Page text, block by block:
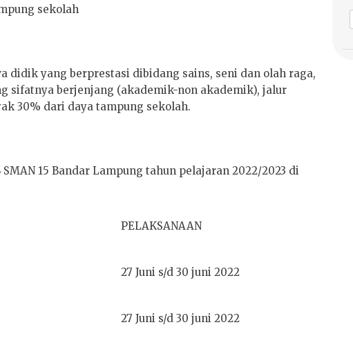
sekolah
didik yang berprestasi dibidang sains, seni dan olah raga,
sifatnya berjenjang (akademik-non akademik), jalur
30% dari daya tampung sekolah.
15 Bandar Lampung tahun pelajaran 2022/2023 di
PELAKSANAAN
27 Juni s/d 30 juni 2022
27 Juni s/d 30 juni 2022